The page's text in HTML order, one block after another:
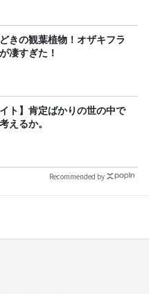
きの観葉植物！オザキフラ
凄すぎた！
イト】肯定ばかりの世の中で
えるか。
Recommended by